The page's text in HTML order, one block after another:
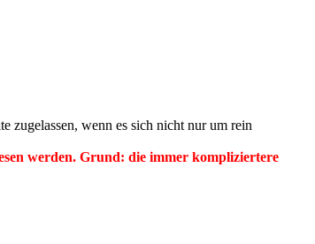
zugelassen, wenn es sich nicht nur um rein
werden. Grund: die immer kompliziertere